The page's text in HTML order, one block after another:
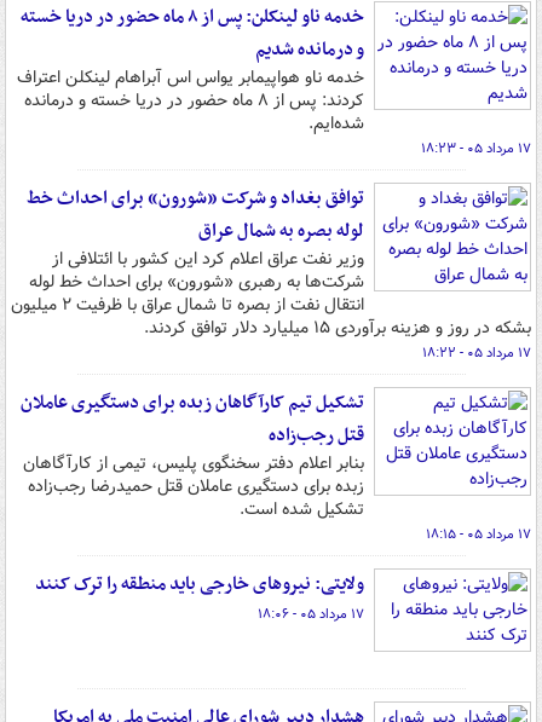
خدمه ناو لینکلن: پس از ۸ ماه حضور در دریا خسته
و درمانده‌ شدیم
خدمه ناو هواپیمابر یواس اس آبراهام لینکلن اعتراف
کردند: پس از ۸ ماه حضور در دریا خسته‌ و درمانده
شده‌ایم.
۱۷ مرداد ۰۵ - ۱۸:۲۳
توافق بغداد و شرکت «شورون» برای احداث خط
لوله بصره به شمال عراق
وزیر نفت عراق اعلام کرد این کشور با ائتلافی از
شرکت‌ها به رهبری «شورون» برای احداث خط لوله
انتقال نفت از بصره تا شمال عراق با ظرفیت ۲ میلیون
بشکه در روز و هزینه برآوردی ۱۵ میلیارد دلار توافق کردند.
۱۷ مرداد ۰۵ - ۱۸:۲۲
تشکیل تیم کارآگاهان زبده برای دستگیری عاملان
قتل رجب‌زاده
بنابر اعلام دفتر سخنگوی پلیس، تیمی از کارآگاهان
زبده برای دستگیری عاملان قتل حمیدرضا رجب‌زاده
تشکیل شده است.
۱۷ مرداد ۰۵ - ۱۸:۱۵
ولایتی: نیروهای خارجی باید منطقه را ترک کنند
۱۷ مرداد ۰۵ - ۱۸:۰۶